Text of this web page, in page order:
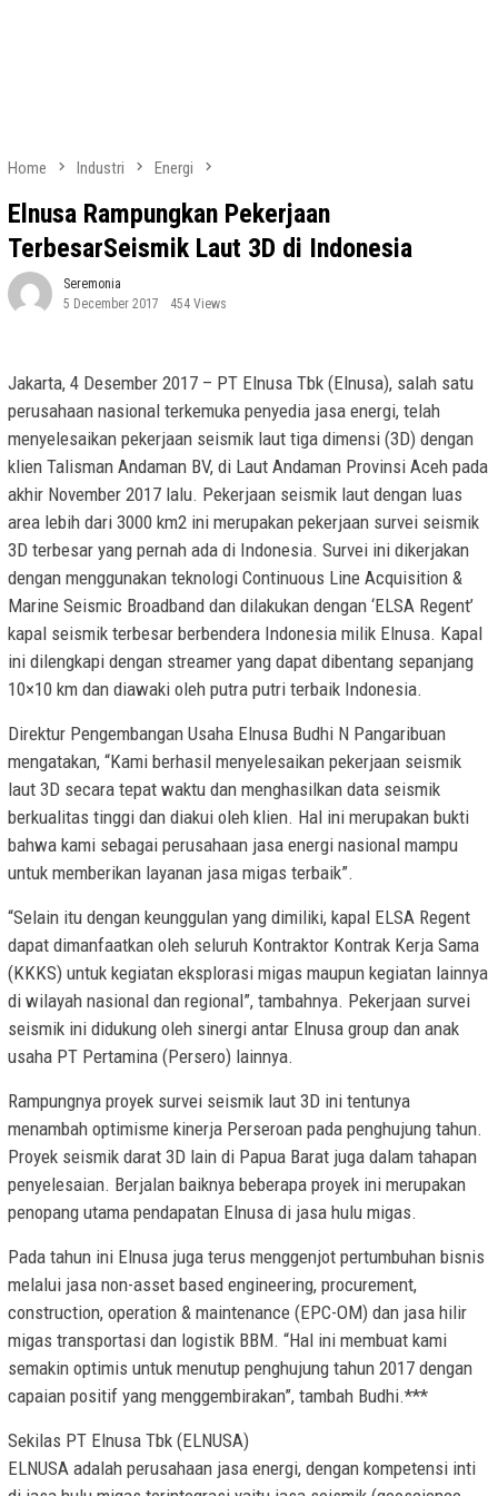
Home Industri Energi
Elnusa Rampungkan Pekerjaan
TerbesarSeismik Laut 3D di Indonesia
Seremonia
5 December 2017
454 Views
Jakarta, 4 Desember 2017 – PT Elnusa Tbk (Elnusa), salah satu
perusahaan nasional terkemuka penyedia jasa energi, telah
menyelesaikan pekerjaan seismik laut tiga dimensi (3D) dengan
klien Talisman Andaman BV, di Laut Andaman Provinsi Aceh pada
akhir November 2017 lalu. Pekerjaan seismik laut dengan luas
area lebih dari 3000 km2 ini merupakan pekerjaan survei seismik
3D terbesar yang pernah ada di Indonesia. Survei ini dikerjakan
dengan menggunakan teknologi Continuous Line Acquisition &
Marine Seismic Broadband dan dilakukan dengan ‘ELSA Regent’
kapal seismik terbesar berbendera Indonesia milik Elnusa. Kapal
ini dilengkapi dengan streamer yang dapat dibentang sepanjang
10×10 km dan diawaki oleh putra putri terbaik Indonesia.
Direktur Pengembangan Usaha Elnusa Budhi N Pangaribuan
mengatakan, “Kami berhasil menyelesaikan pekerjaan seismik
laut 3D secara tepat waktu dan menghasilkan data seismik
berkualitas tinggi dan diakui oleh klien. Hal ini merupakan bukti
bahwa kami sebagai perusahaan jasa energi nasional mampu
untuk memberikan layanan jasa migas terbaik”.
“Selain itu dengan keunggulan yang dimiliki, kapal ELSA Regent
dapat dimanfaatkan oleh seluruh Kontraktor Kontrak Kerja Sama
(KKKS) untuk kegiatan eksplorasi migas maupun kegiatan lainnya
di wilayah nasional dan regional”, tambahnya. Pekerjaan survei
seismik ini didukung oleh sinergi antar Elnusa group dan anak
usaha PT Pertamina (Persero) lainnya.
Rampungnya proyek survei seismik laut 3D ini tentunya
menambah optimisme kinerja Perseroan pada penghujung tahun.
Proyek seismik darat 3D lain di Papua Barat juga dalam tahapan
penyelesaian. Berjalan baiknya beberapa proyek ini merupakan
penopang utama pendapatan Elnusa di jasa hulu migas.
Pada tahun ini Elnusa juga terus menggenjot pertumbuhan bisnis
melalui jasa non-asset based engineering, procurement,
construction, operation & maintenance (EPC-OM) dan jasa hilir
migas transportasi dan logistik BBM. “Hal ini membuat kami
semakin optimis untuk menutup penghujung tahun 2017 dengan
capaian positif yang menggembirakan”, tambah Budhi.***
Sekilas PT Elnusa Tbk (ELNUSA)
ELNUSA adalah perusahaan jasa energi, dengan kompetensi inti